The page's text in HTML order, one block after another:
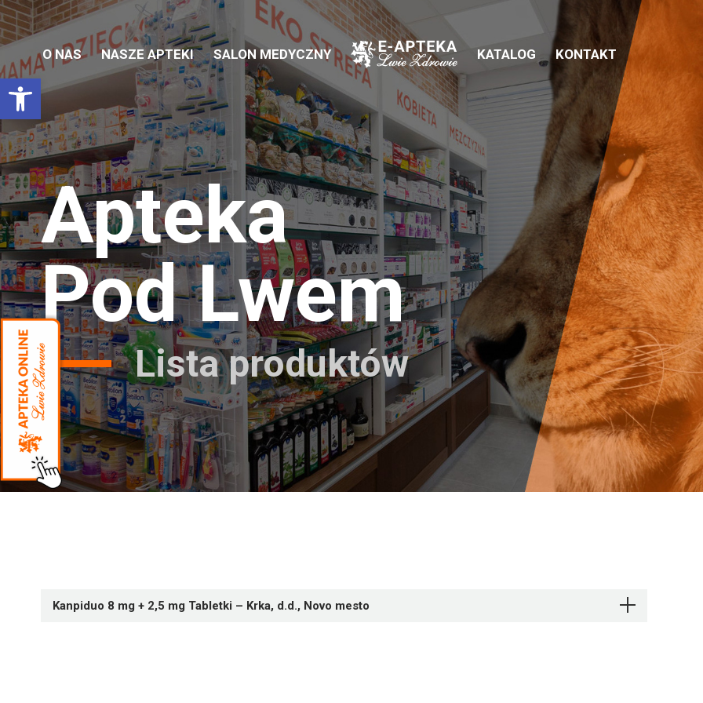
Otwórz pasek narzędzi
O NAS NASZE APTEKI SALON MEDYCZNY KATALOG KONTAKT
Apteka
Pod Lwem
Lista produktów
Kanpiduo 8 mg + 2,5 mg Tabletki – Krka, d.d., Novo mesto